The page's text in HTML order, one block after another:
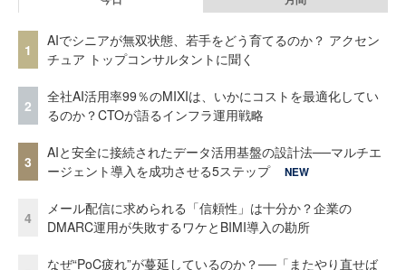
1
AIでシニアが無双状態、若手をどう育てるのか？ アクセン
チュア トップコンサルタントに聞く
2
全社AI活用率99％のMIXIは、いかにコストを最適化してい
るのか？CTOが語るインフラ運用戦略
3
AIと安全に接続されたデータ活用基盤の設計法──マルチエ
ージェント導入を成功させる5ステップ
NEW
4
メール配信に求められる「信頼性」は十分か？企業の
DMARC運用が失敗するワケとBIMI導入の勘所
なぜ“PoC疲れ”が蔓延しているのか？──「またやり直せば